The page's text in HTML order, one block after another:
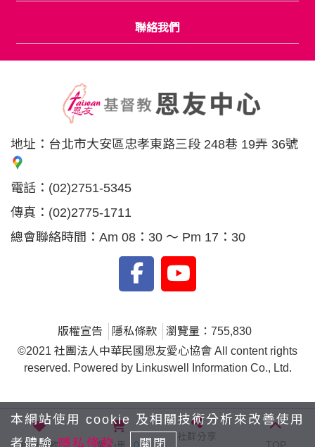
聯絡我們
地址： 台北市大安區忠孝東路三段 248巷 19弄 36號
電話： (02)2751-5345
傳真： (02)2775-1711
總會聯絡時間：Am 08：30 ～ Pm 17：30
版權宣告 隱私條款
瀏覽量：755,830
©2021 社團法人中華民國恩友愛心協會 All content rights
reserved. Powered by Linkuswell Information Co., Ltd.
社群分享
本網站使用 cookie 及相關技術分析來改善使用
者體驗 隱私條款 關閉